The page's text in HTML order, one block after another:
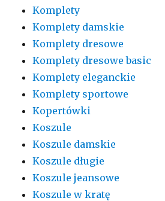
Komplety
Komplety damskie
Komplety dresowe
Komplety dresowe basic
Komplety eleganckie
Komplety sportowe
Kopertówki
Koszule
Koszule damskie
Koszule długie
Koszule jeansowe
Koszule w kratę